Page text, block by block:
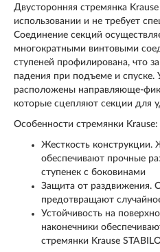
Двусторонняя стремянка
использовании и не требует
Соединение секций
многократными винтовыми
ступеней профилирована, что
падения при подъеме и спуске.
расположены направляюще-
которые сцепляют секции для
Особенности стремянки Krause:
Жесткость конструкции.
обеспечивают прочные
ступенек с боковинами
Защита от раздвижения.
предотвращают
Устойчивость на
наконечники
стремянки Krause